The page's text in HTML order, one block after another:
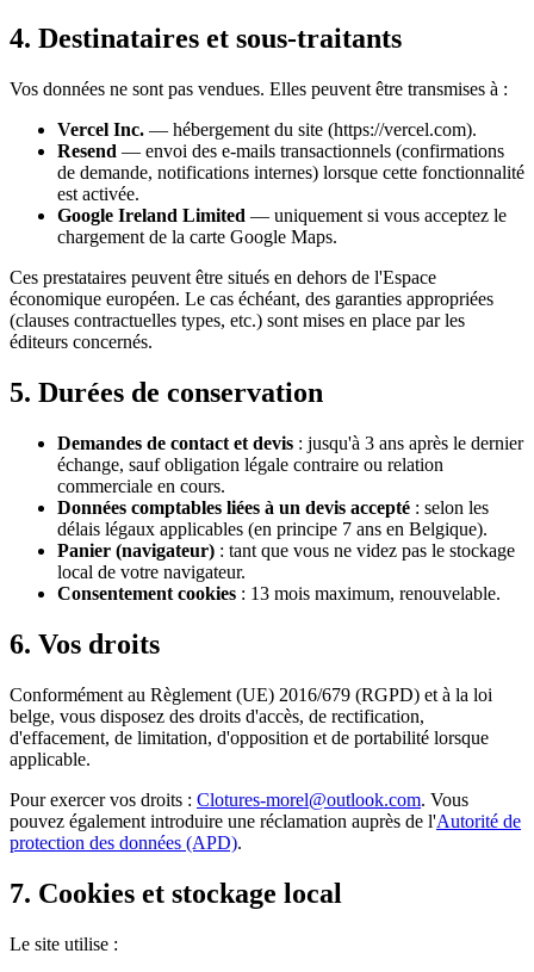
4. Destinataires et sous-traitants
Vos données ne sont pas vendues. Elles peuvent être transmises à :
Vercel Inc. — hébergement du site (https://vercel.com).
Resend — envoi des e-mails transactionnels (confirmations
de demande, notifications internes) lorsque cette fonctionnalité
est activée.
Google Ireland Limited — uniquement si vous acceptez le
chargement de la carte Google Maps.
Ces prestataires peuvent être situés en dehors de l'Espace
économique européen. Le cas échéant, des garanties appropriées
(clauses contractuelles types, etc.) sont mises en place par les
éditeurs concernés.
5. Durées de conservation
Demandes de contact et devis : jusqu'à 3 ans après le dernier
échange, sauf obligation légale contraire ou relation
commerciale en cours.
Données comptables liées à un devis accepté : selon les
délais légaux applicables (en principe 7 ans en Belgique).
Panier (navigateur) : tant que vous ne videz pas le stockage
local de votre navigateur.
Consentement cookies : 13 mois maximum, renouvelable.
6. Vos droits
Conformément au Règlement (UE) 2016/679 (RGPD) et à la loi
belge, vous disposez des droits d'accès, de rectification,
d'effacement, de limitation, d'opposition et de portabilité lorsque
applicable.
Pour exercer vos droits : Clotures-morel@outlook.com. Vous
pouvez également introduire une réclamation auprès de l'Autorité de
protection des données (APD).
7. Cookies et stockage local
Le site utilise :